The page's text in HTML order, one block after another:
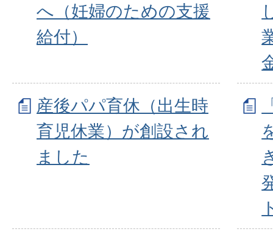
へ（妊婦のための支援
給付）
産後パパ育休（出生時
育児休業）が創設され
ました